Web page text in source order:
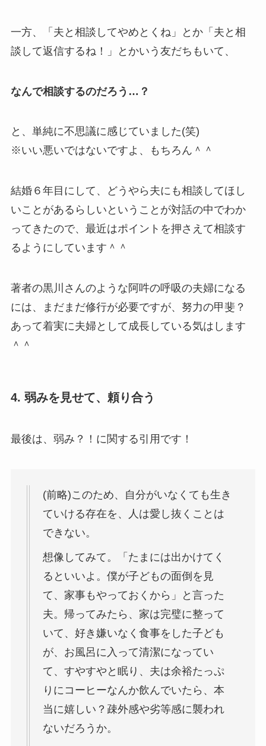
一方、「夫と相談してやめとくね」とか「夫と相
談して返信するね！」とかいう友だちもいて、
なんで相談するのだろう … ？
と、単純に不思議に感じていました(笑)
※いい悪いではないですよ、もちろん＾＾
結婚６年目にして、どうやら夫にも相談してほし
いことがあるらしいということが対話の中でわか
ってきたので、最近はポイントを押さえて相談す
るようにしています＾＾
著者の黒川さんのような阿吽の呼吸の夫婦になる
には、まだまだ修行が必要ですが、努力の甲斐？
あって着実に夫婦として成長している気はします
＾＾
4. 弱みを見せて、頼り合う
最後は、弱み？！に関する引用です！
(前略)このため、自分がいなくても生き
ていける存在を、人は愛し抜くことは
できない。
想像してみて。「たまには出かけてく
るといいよ。僕が子どもの面倒を見
て、家事もやっておくから」と言った
夫。帰ってみたら、家は完璧に整って
いて、好き嫌いなく食事をした子ども
が、お風呂に入って清潔になってい
て、すやすやと眠り、夫は余裕たっぷ
りにコーヒーなんか飲んでいたら、本
当に嬉しい？疎外感や劣等感に襲われ
ないだろうか。